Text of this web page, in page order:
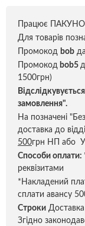
Працює
Для товарів
Промокод bob
Промокод bob5
1500грн)
замовлення".
На позначені
доставка до
500грн НП або
Способи оплати:
реквізитами
*Накладений
сплати авансу
Строки Доставка
Згідно